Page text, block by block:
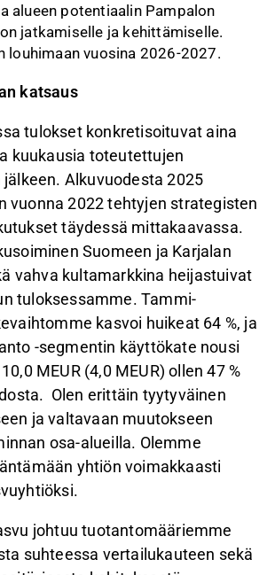
alueen potentiaalin Pampalon
jatkamiselle ja kehittämiselle.
louhimaan vuosina 2026-2027.
katsaus
tulokset konkretisoituvat aina
kuukausia toteutettujen
Alkuvuodesta 2025
vuonna 2022 tehtyjen strategisten
täydessä mittakaavassa.
Suomeen ja Karjalan
vahva kultamarkkina heijastuivat
tuloksessamme. Tammi-
kasvoi huikeat 64 %, ja
-segmentin käyttökate nousi
MEUR (4,0 MEUR) ollen 47 %
Olen erittäin tyytyväinen
ja valtavaan muutokseen
osa-alueilla. Olemme
yhtiön voimakkaasti
johtuu tuotantomääriemme
suhteessa vertailukauteen sekä